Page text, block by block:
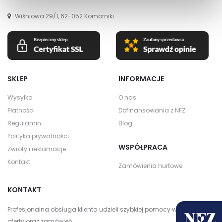
Wiśniowa 29/1, 62-052 Komorniki
SKLEP
Wysyłka
Płatności
Regulamin
Polityka prywatności
Zwroty i reklamacje
Kontakt
INFORMACJE
O nas
Dofinansowania z NFZ
Blog
WSPÓŁPRACA
Zamówienia hurtowe
KONTAKT
Profesjonalna obsługa klienta udzieli szybkiej pomocy w zakresie